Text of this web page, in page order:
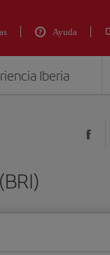
Ayuda
Iberia